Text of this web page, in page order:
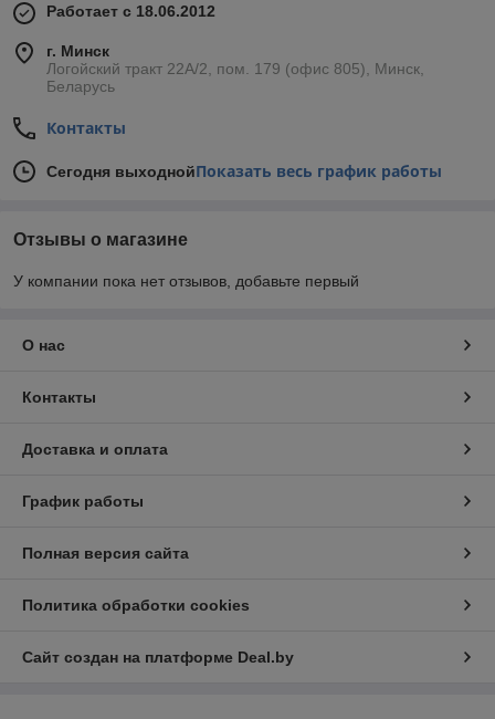
Работает с 18.06.2012
г. Минск
Логойский тракт 22А/2, пом. 179 (офис 805), Минск,
Беларусь
Контакты
Сегодня выходнойПоказать весь график работы
Отзывы о магазине
У компании пока нет отзывов, добавьте первый
О нас
Контакты
Доставка и оплата
График работы
Полная версия сайта
Политика обработки cookies
Сайт создан на платформе Deal.by